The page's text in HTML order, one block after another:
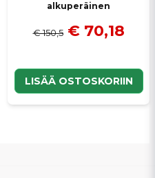
alkuperäinen
€ 150,5 € 70,18
LISÄÄ OSTOSKORIIN